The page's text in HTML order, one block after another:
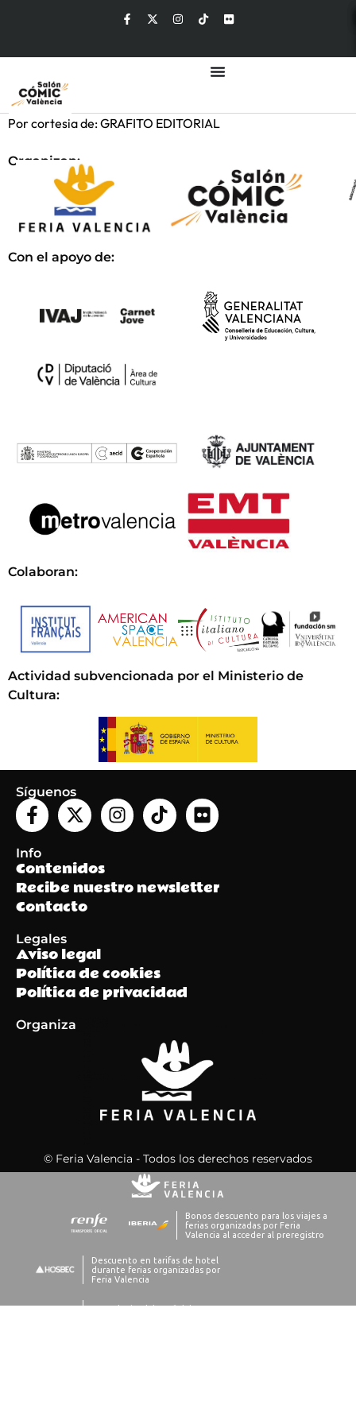
Por cortesia de: GRAFITO EDITORIAL
Organizan:
Con el apoyo de:
Colaboran:
Actividad subvencionada por el Ministerio de
Cultura:
Síguenos
Info
Contenidos
Recibe nuestro newsletter
Contacto
Legales
Aviso legal
Política de cookies
Política de privacidad
Organiza
© Feria Valencia - Todos los derechos reservados